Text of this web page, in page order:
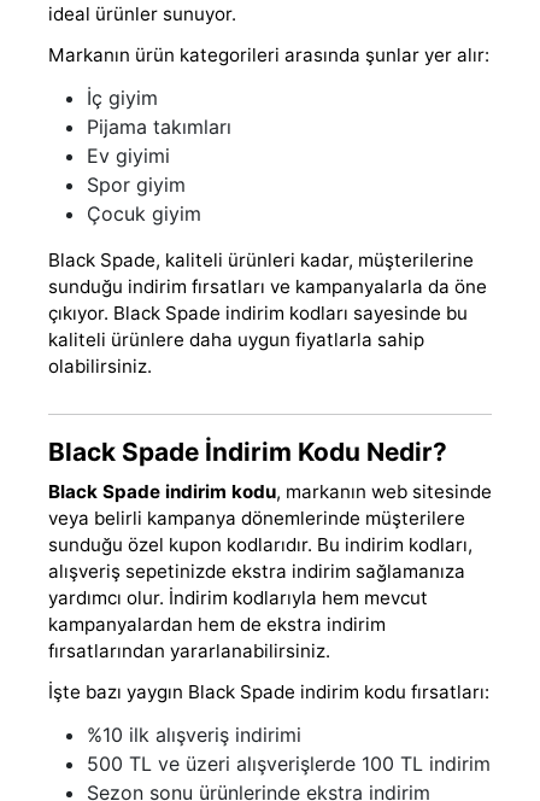
ideal ürünler sunuyor.
Markanın ürün kategorileri arasında şunlar yer alır:
İç giyim
Pijama takımları
Ev giyimi
Spor giyim
Çocuk giyim
Black Spade, kaliteli ürünleri kadar, müşterilerine
sunduğu indirim fırsatları ve kampanyalarla da öne
çıkıyor. Black Spade indirim kodları sayesinde bu
kaliteli ürünlere daha uygun fiyatlarla sahip
olabilirsiniz.
Black Spade İndirim Kodu Nedir?
Black Spade indirim kodu, markanın web sitesinde
veya belirli kampanya dönemlerinde müşterilere
sunduğu özel kupon kodlarıdır. Bu indirim kodları,
alışveriş sepetinizde ekstra indirim sağlamanıza
yardımcı olur. İndirim kodlarıyla hem mevcut
kampanyalardan hem de ekstra indirim
fırsatlarından yararlanabilirsiniz.
İşte bazı yaygın Black Spade indirim kodu fırsatları:
%10 ilk alışveriş indirimi
500 TL ve üzeri alışverişlerde 100 TL indirim
Sezon sonu ürünlerinde ekstra indirim